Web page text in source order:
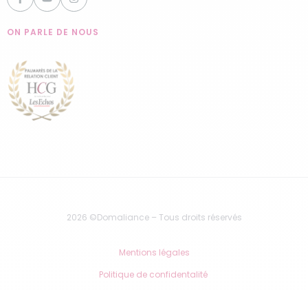
ON PARLE DE NOUS
2026 ©Domaliance – Tous droits réservés
Mentions légales
Politique de confidentalité